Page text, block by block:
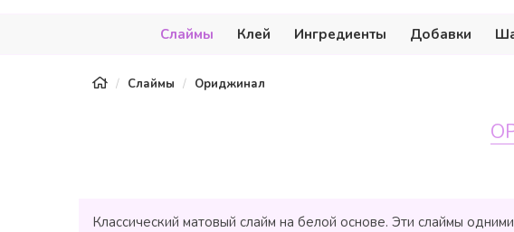
Слаймы Клей Ингредиенты Добавки
Слаймы Ориджинал
Классический матовый слайм на белой основе. Эти слаймы